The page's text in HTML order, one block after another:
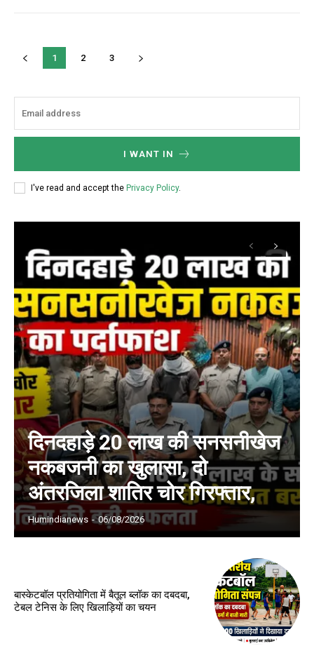
1 2 3
I WANT IN
I've read and accept the Privacy Policy.
दिनदहाड़े 20 लाख की सनसनीखेज
नकबजनी का खुलासा, दो
अंतरजिला शातिर चोर गिरफ्तार,
Humindianews - 06/08/2026
बास्केटबॉल प्रतियोगिता में बैतूल ब्लॉक का दबदबा,
टेबल टेनिस के लिए खिलाड़ियों का चयन